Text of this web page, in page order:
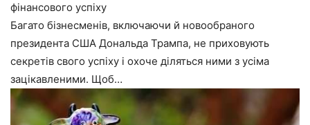
фінансового успіху
Багато бізнесменів, включаючи й новообраного
президента США Дональда Трампа, не приховують
секретів свого успіху і охоче діляться ними з усіма
зацікавленими. Щоб…